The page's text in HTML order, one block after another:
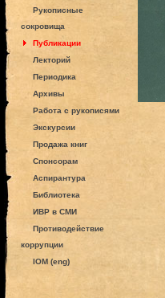
Рукописные
сокровища
Публикации
Лекторий
Периодика
Архивы
Работа с рукописями
Экскурсии
Продажа книг
Спонсорам
Аспирантура
Библиотека
ИВР в СМИ
Противодействие
коррупции
IOM (eng)